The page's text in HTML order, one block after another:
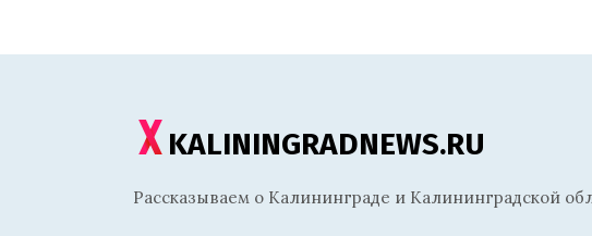
KALININGRADNEWS.RU
Рассказываем о Калининграде и Калининградской